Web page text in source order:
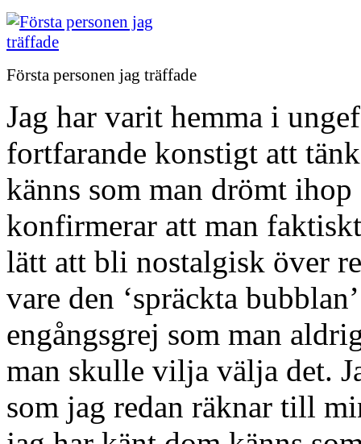
Första personen jag träffade
Jag har varit hemma i
fortfarande konstigt att
känns som man drömt
konfirmerar att man
lätt att bli nostalgisk över
vare den ‘spräckta
engångsgrej som man
man skulle vilja välja det.
som jag redan räknar till